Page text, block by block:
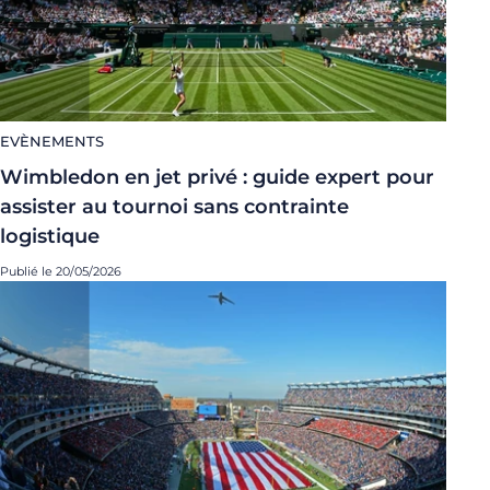
EVÈNEMENTS
Wimbledon en jet privé : guide expert pour
assister au tournoi sans contrainte
logistique
Publié le 20/05/2026